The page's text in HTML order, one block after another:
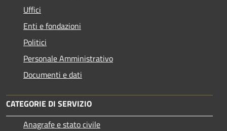
Uffici
Enti e fondazioni
Politici
Personale Amministrativo
Documenti e dati
CATEGORIE DI SERVIZIO
Anagrafe e stato civile